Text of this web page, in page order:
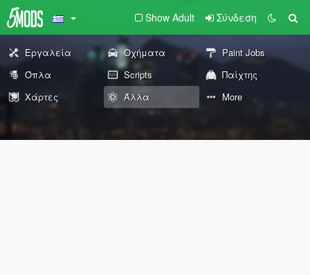
Show Adult Σύνδεση
Εργαλεία Οχήματα
Paint Jobs
Όπλα
Scripts
Παίχτης
Χάρτες
Άλλα More